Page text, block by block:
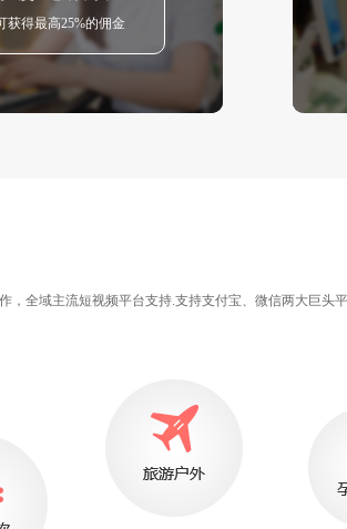
获得最高25%的佣金
，全域主流短视频平台支持.支持支付宝、微信两大巨